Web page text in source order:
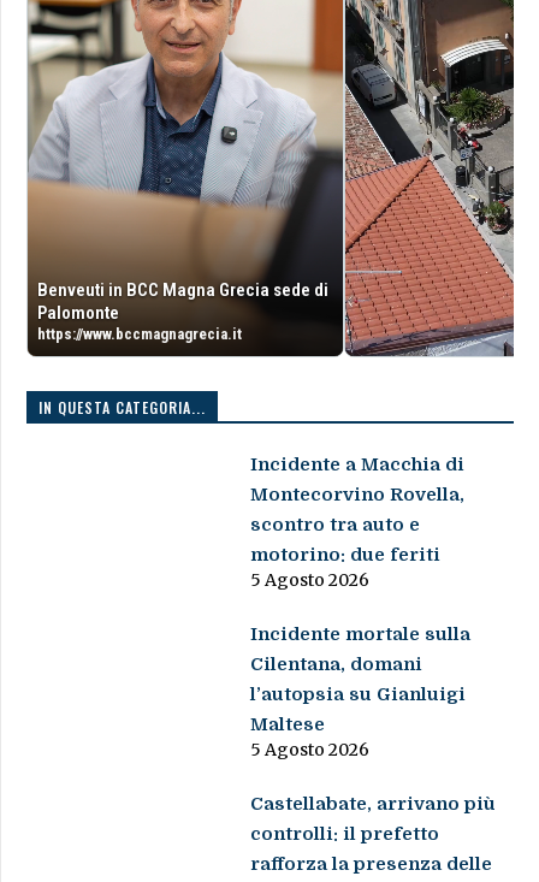
Benveuti in BCC Magna Grecia sede di
Palomonte
https://www.bccmagnagrecia.it
IN QUESTA CATEGORIA...
Incidente a Macchia di
Montecorvino Rovella,
scontro tra auto e
motorino: due feriti
5 Agosto 2026
Incidente mortale sulla
Cilentana, domani
l’autopsia su Gianluigi
Maltese
5 Agosto 2026
Castellabate, arrivano più
controlli: il prefetto
rafforza la presenza delle